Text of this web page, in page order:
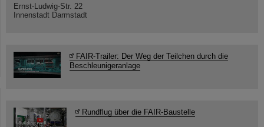
Ernst-Ludwig-Str. 22
Innenstadt Darmstadt
FAIR-Trailer: Der Weg der Teilchen durch die
Beschleunigeranlage
Rundflug über die FAIR-Baustelle